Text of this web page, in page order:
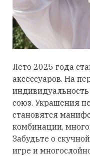
Лето 2025 года
аксессуаров. На
союз. Украшения
становятся
комбинации,
Забудьте о
игре и